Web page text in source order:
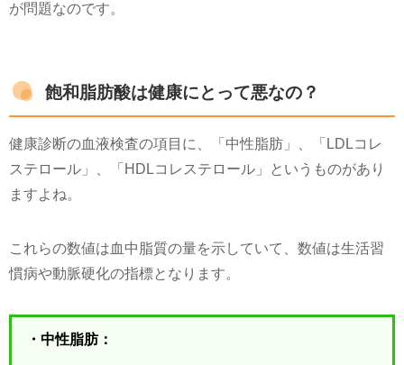
が問題なのです。
飽和脂肪酸は健康にとって悪なの？
健康診断の血液検査の項目に、「中性脂肪」、「LDLコレ
ステロール」、「HDLコレステロール」というものがあり
ますよね。
これらの数値は血中脂質の量を示していて、数値は生活習
慣病や動脈硬化の指標となります。
・中性脂肪：